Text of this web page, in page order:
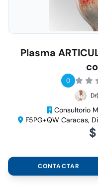
Plasma
0
Consultorio
F5PG+QW Caracas,
CONTACTAR